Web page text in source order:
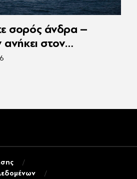
σορός άνδρα –
ανήκει στον
τουρίστα